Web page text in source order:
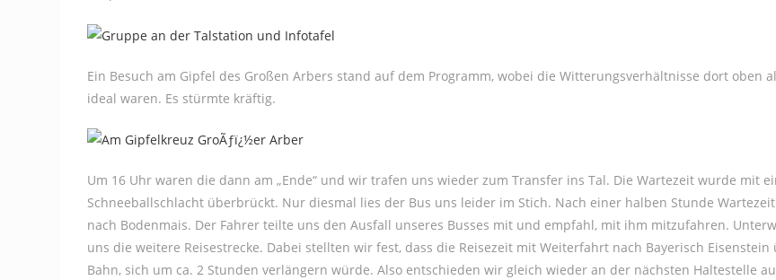
Ein Besuch am Gipfel des Großen Arbers stand auf dem Programm, wobei die Witterungsverhältnisse dort oben
ideal waren. Es stürmte kräftig.
Um 16 Uhr waren die dann am „Ende“ und wir trafen uns wieder zum Transfer ins Tal. Die Wartezeit wurde mit
Schneeballschlacht überbrückt. Nur diesmal lies der Bus uns leider im Stich. Nach einer halben Stunde
nach Bodenmais. Der Fahrer teilte uns den Ausfall unseres Busses mit und empfahl, mit ihm mitzufahren.
uns die weitere Reisestrecke. Dabei stellten wir fest, dass die Reisezeit mit Weiterfahrt nach Bayerisch Eisenstein
Bahn, sich um ca. 2 Stunden verlängern würde. Also entschieden wir gleich wieder an der nächsten Haltestelle